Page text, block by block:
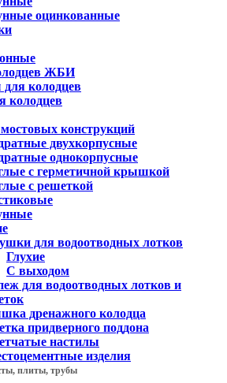
оцинкованные
ЖБИ
колодцев
колодцев
конструкций
двухкорпусные
однокорпусные
с герметичной крышкой
с решеткой
для водоотводных лотков
Глухие
С выходом
для водоотводных лотков и
дренажного колодца
придверного поддона
настилы
изделия
плиты, трубы